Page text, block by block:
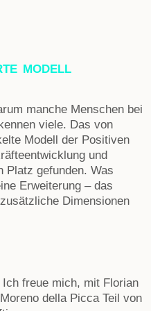
MODELL
manche Menschen bei
viele. Das von
Modell der Positiven
und
Platz gefunden. Was
Erweiterung – das
Dimensionen
freue mich, mit Florian
della Picca Teil von